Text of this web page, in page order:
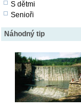
S dětmi
Senioři
Náhodný tip